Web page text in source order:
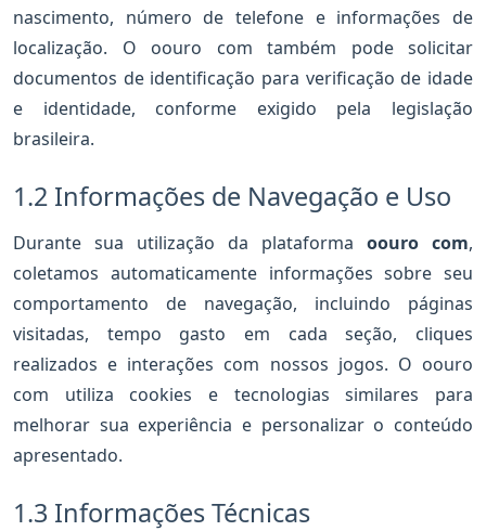
nascimento, número de telefone e informações de
localização. O oouro com também pode solicitar
documentos de identificação para verificação de idade
e identidade, conforme exigido pela legislação
brasileira.
1.2 Informações de Navegação e Uso
Durante sua utilização da plataforma oouro com,
coletamos automaticamente informações sobre seu
comportamento de navegação, incluindo páginas
visitadas, tempo gasto em cada seção, cliques
realizados e interações com nossos jogos. O oouro
com utiliza cookies e tecnologias similares para
melhorar sua experiência e personalizar o conteúdo
apresentado.
1.3 Informações Técnicas